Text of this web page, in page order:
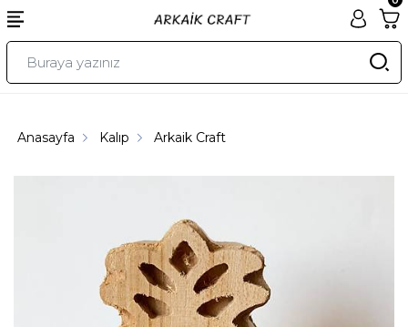
Anasayfa Kalıp Arkaik Craft